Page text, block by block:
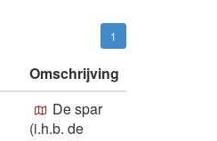
1
Omschrijving
De spar
(i.h.b. de